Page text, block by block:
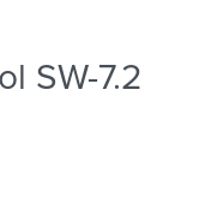
SW-7.2